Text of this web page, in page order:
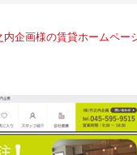
建築請負・中古リノベ
内企画様の賃貸ホームペー